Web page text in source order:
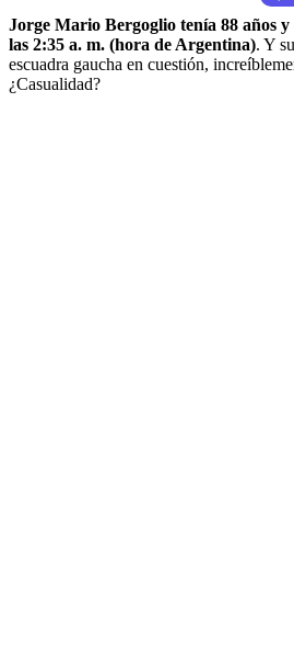
Jorge Mario Bergoglio tenía 88 años
las 2:35 a. m. (hora de Argentina). Y
escuadra gaucha en cuestión,
¿Casualidad?